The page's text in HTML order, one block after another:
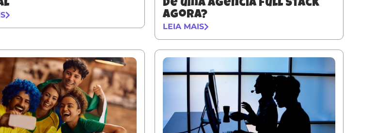
de uma agência full stack
agora?
LEIA MAIS